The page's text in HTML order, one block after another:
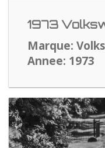
1973
Marque:
Annee: 1973